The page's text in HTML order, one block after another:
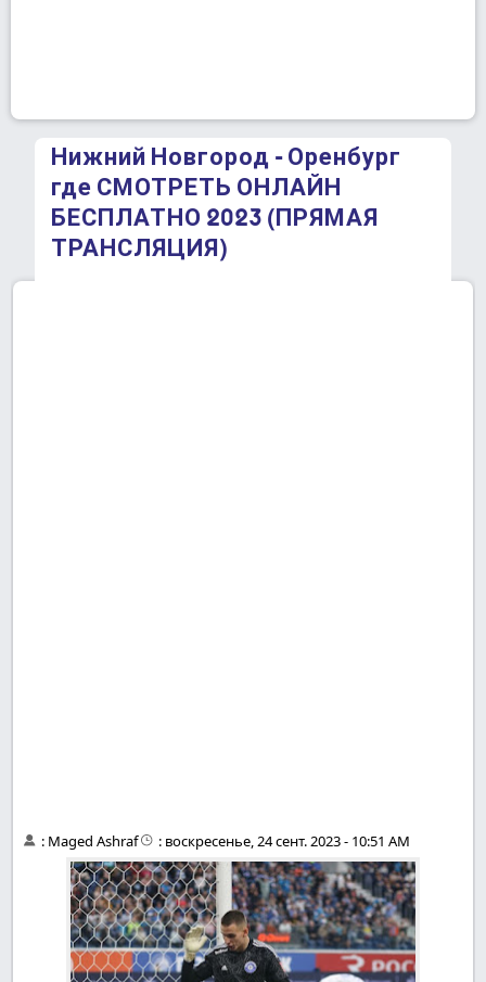
Нижний Новгород - Оренбург
где СМОТРЕТЬ ОНЛАЙН
БЕСПЛАТНО 2023 (ПРЯМАЯ
ТРАНСЛЯЦИЯ)
: Maged Ashraf : воскресенье, 24 сент. 2023 - 10:51 AM